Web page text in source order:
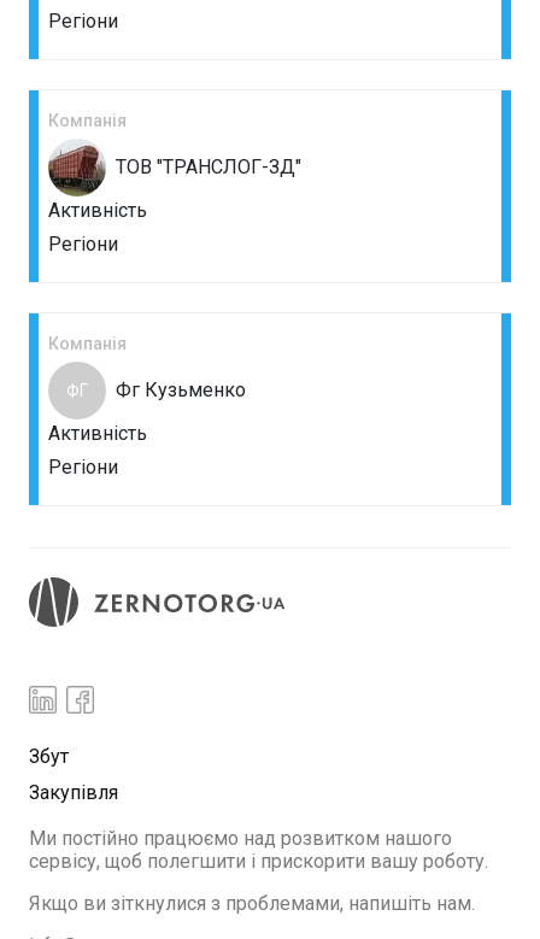
Регіони
Компанія
ТОВ "ТРАНСЛОГ-ЗД"
Активність
Регіони
Компанія
ФГ
Фг Кузьменко
Активність
Регіони
Збут
Закупівля
Ми постійно працюємо над розвитком нашого
сервісу, щоб полегшити і прискорити вашу роботу.
Якщо ви зіткнулися з проблемами, напишіть нам.